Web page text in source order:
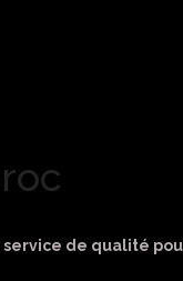
service de qualité